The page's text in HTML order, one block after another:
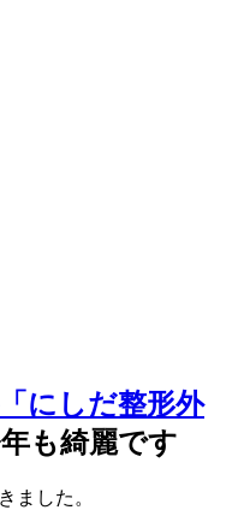
にしだ整形外
も綺麗です
ました。